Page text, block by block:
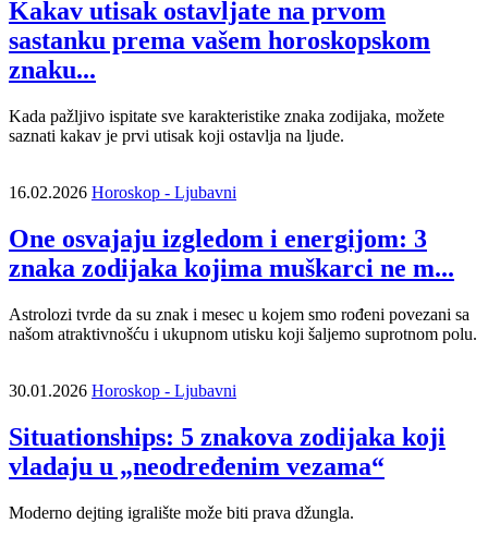
Kakav utisak ostavljate na prvom
sastanku prema vašem horoskopskom
znaku...
Kada pažljivo ispitate sve karakteristike znaka zodijaka, možete
saznati kakav je prvi utisak koji ostavlja na ljude.
16.02.2026 Horoskop - Ljubavni
One osvajaju izgledom i energijom: 3
znaka zodijaka kojima muškarci ne m...
Astrolozi tvrde da su znak i mesec u kojem smo rođeni povezani sa
našom atraktivnošću i ukupnom utisku koji šaljemo suprotnom polu.
30.01.2026 Horoskop - Ljubavni
Situationships: 5 znakova zodijaka koji
vladaju u „neodređenim vezama“
Moderno dejting igralište može biti prava džungla.